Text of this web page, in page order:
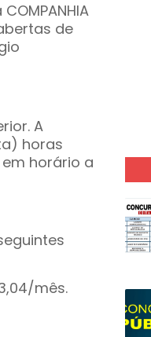
de
A
horas
horário a
mês.